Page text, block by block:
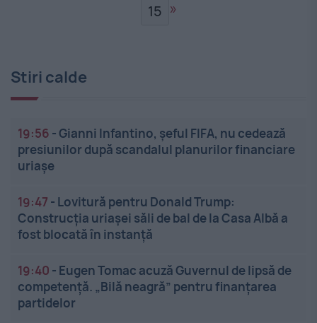
15 »
Stiri calde
19:56 -Gianni Infantino, șeful FIFA, nu cedează
presiunilor după scandalul planurilor financiare
uriașe
19:47 - Lovitură pentru Donald Trump:
Construcția uriașei săli de bal de la Casa Albă a
fost blocată în instanță
19:40 - Eugen Tomac acuză Guvernul de lipsă de
competență. „Bilă neagră” pentru finanțarea
partidelor